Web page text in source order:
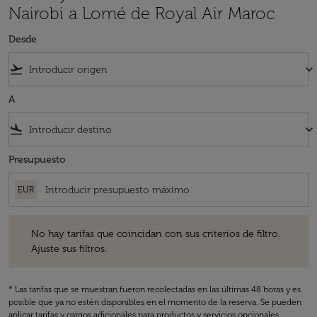
Nairobi a Lomé de Royal Air Maroc
Desde
flight_takeoff keyboard_arrow_down
A
flight_land keyboard_arrow_down
Presupuesto
EUR
No hay tarifas que coincidan con sus criterios de filtro.
Ajuste sus filtros.
* Las tarifas que se muestran fueron recolectadas en las últimas 48 horas y es
posible que ya no estén disponibles en el momento de la reserva. Se pueden
aplicar tarifas y cargos adicionales para productos y servicios opcionales.